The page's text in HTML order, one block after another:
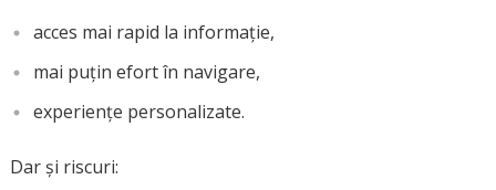
acces mai rapid la informație,
mai puțin efort în navigare,
experiențe personalizate.
Dar și riscuri: